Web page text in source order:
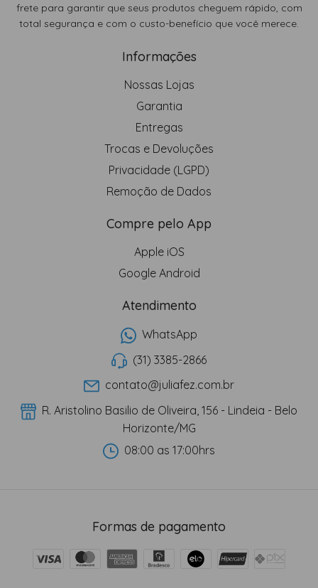
frete para garantir que seus produtos cheguem rápido, com
total segurança e com o custo-benefício que você merece.
Informações
Nossas Lojas
Garantia
Entregas
Trocas e Devoluções
Privacidade (LGPD)
Remoção de Dados
Compre pelo App
Apple iOS
Google Android
Atendimento
WhatsApp
(31) 3385-2866
contato@juliafez.com.br
R. Aristolino Basilio de Oliveira, 156 - Lindeia - Belo
Horizonte/MG
08:00 as 17:00hrs
Formas de pagamento